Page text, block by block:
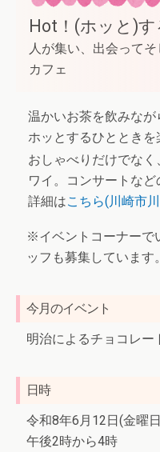
Hot！(ホッと)
人が集い、出会って
カフェ
温かいお茶を飲みなが
ホッとするひとときを
おしゃべりだけでな
ワイ。コンサートなど
詳細はこちら(川崎市
※イベントコーナーで
ッフも募集しています。
今月のイベント
明治によるチョコレー
日時
令和8年6月12日(金曜
午後2時から4時